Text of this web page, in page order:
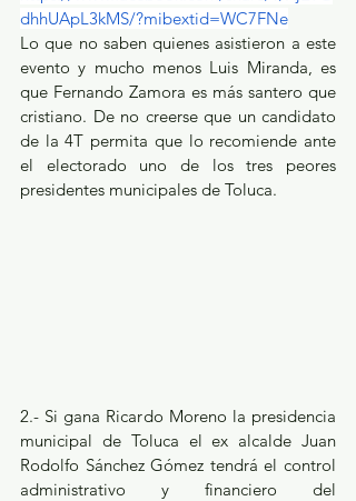
dhhUApL3kMS/?mibextid=WC7FNe
Lo que no saben quienes asistieron a este
evento y mucho menos Luis Miranda, es
que Fernando Zamora es más santero que
cristiano. De no creerse que un candidato
de la 4T permita que lo recomiende ante
el electorado uno de los tres peores
presidentes municipales de Toluca.
2.- Si gana Ricardo Moreno la presidencia
municipal de Toluca el ex alcalde Juan
Rodolfo Sánchez Gómez tendrá el control
administrativo y financiero del